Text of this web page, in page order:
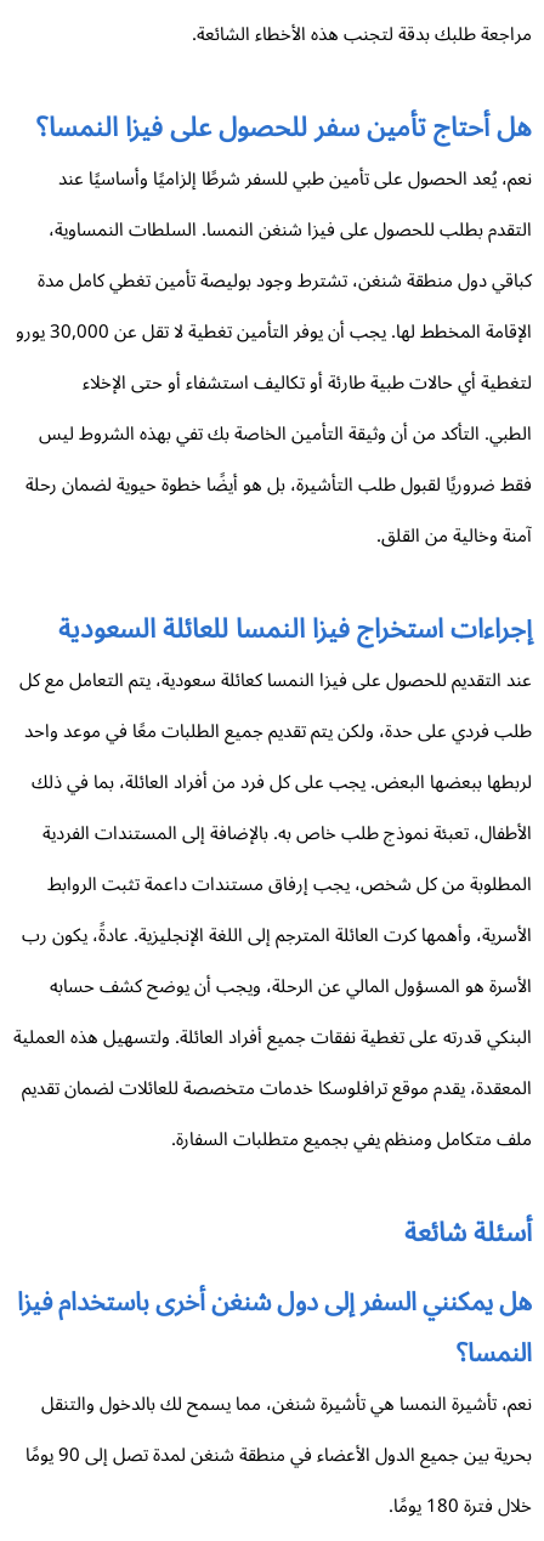
طلبك بدقة لتجنب هذه الأخطاء الشائعة.
أحتاج تأمين سفر للحصول على فيزا النمسا؟
يُعد الحصول على تأمين طبي للسفر شرطًا إلزاميًا وأساسيًا عند
بطلب للحصول على فيزا شنغن النمسا. السلطات النمساوية،
دول منطقة شنغن، تشترط وجود بوليصة تأمين تغطي كامل مدة
الإقامة المخطط لها. يجب أن يوفر التأمين تغطية لا تقل عن 30,000 يورو
أي حالات طبية طارئة أو تكاليف استشفاء أو حتى الإخلاء
التأكد من أن وثيقة التأمين الخاصة بك تفي بهذه الشروط ليس
ضروريًا لقبول طلب التأشيرة، بل هو أيضًا خطوة حيوية لضمان رحلة
وخالية من القلق.
استخراج فيزا النمسا للعائلة السعودية
التقديم للحصول على فيزا النمسا كعائلة سعودية، يتم التعامل مع كل
فردي على حدة، ولكن يتم تقديم جميع الطلبات معًا في موعد واحد
ببعضها البعض. يجب على كل فرد من أفراد العائلة، بما في ذلك
تعبئة نموذج طلب خاص به. بالإضافة إلى المستندات الفردية
من كل شخص، يجب إرفاق مستندات داعمة تثبت الروابط
وأهمها كرت العائلة المترجم إلى اللغة الإنجليزية. عادةً، يكون رب
هو المسؤول المالي عن الرحلة، ويجب أن يوضح كشف حسابه
قدرته على تغطية نفقات جميع أفراد العائلة. ولتسهيل هذه العملية
يقدم موقع ترافلوسكا خدمات متخصصة للعائلات لضمان تقديم
متكامل ومنظم يفي بجميع متطلبات السفارة.
شائعة
يمكنني السفر إلى دول شنغن أخرى باستخدام فيزا
تأشيرة النمسا هي تأشيرة شنغن، مما يسمح لك بالدخول والتنقل
بحرية بين جميع الدول الأعضاء في منطقة شنغن لمدة تصل إلى 90 يومًا
فترة 180 يومًا.